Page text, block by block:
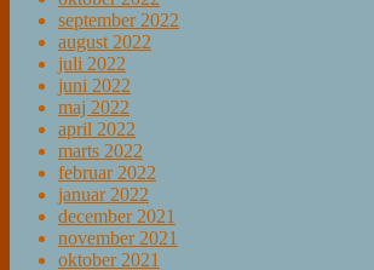
september 2022
august 2022
juli 2022
juni 2022
maj 2022
april 2022
marts 2022
februar 2022
januar 2022
december 2021
november 2021
oktober 2021